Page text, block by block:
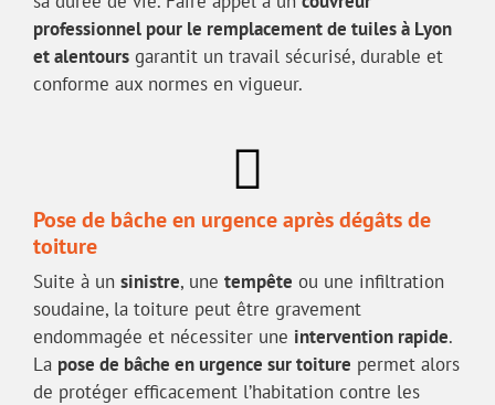
professionnel pour le remplacement de tuiles à Lyon
et alentoursgarantit un travail sécurisé, durable et
conforme aux normes en vigueur.
Pose de bâche en urgence après dégâts de
toiture
Suite à un sinistre, une tempête ou une infiltration
soudaine, la toiture peut être gravement
endommagée et nécessiter une intervention rapide.
La pose de bâche en urgence sur toiture permet alors
de protéger efficacement l’habitation contre les